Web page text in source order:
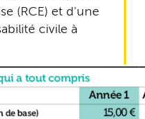
(RCE) et d'une
civile à